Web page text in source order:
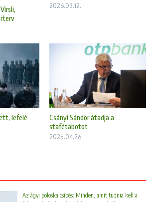
2026.03.12.
lefelé
Csányi Sándor átadja a
stafétabotot
2025.04.26.
Az ágyi poloska csípés: Minden, amit tudnia kell a